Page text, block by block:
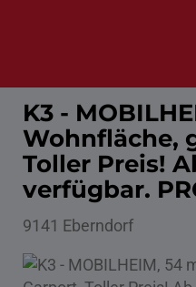
K3 -
Wohnfläche,
Toller Preis!
verfügbar.
9141 Eberndorf